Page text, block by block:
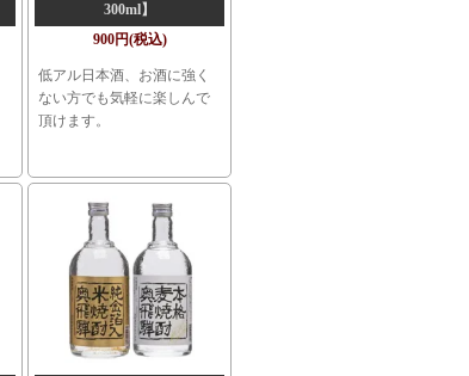
300ml】
900円(税込)
低アル日本酒、お酒に強く
ない方でも気軽に楽しんで
頂けます。